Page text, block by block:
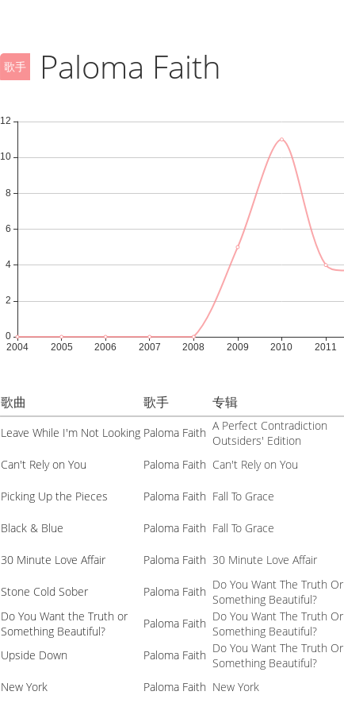
歌手 Paloma Faith
歌曲 歌手 专辑
Leave While I'm Not Looking Paloma Faith A Perfect Contradiction
Outsiders' Edition
Can't Rely on You
Paloma Faith Can't Rely on You
Picking Up the Pieces
Paloma Faith Fall To Grace
Black & Blue
Paloma Faith Fall To Grace
30 Minute Love Affair
Paloma Faith 30 Minute Love Affair
Stone Cold Sober
Paloma Faith Do You Want The Truth Or
Something Beautiful?
Do You Want the Truth or
Something Beautiful?
Paloma Faith Do You Want The Truth Or
Something Beautiful?
Upside Down Paloma Faith Do You Want The Truth Or
Something Beautiful?
New York Paloma Faith New York